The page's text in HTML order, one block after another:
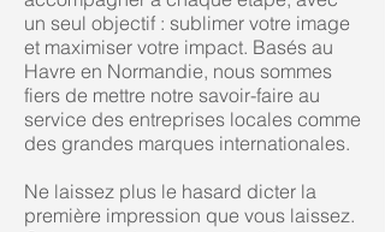
un seul objectif : sublimer votre image
et maximiser votre impact. Basés au
Havre en Normandie, nous sommes
fiers de mettre notre savoir-faire au
service des entreprises locales comme
des grandes marques internationales.
Ne laissez plus le hasard dicter la
première impression que vous laissez.